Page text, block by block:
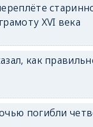
XVI века
как
погибли